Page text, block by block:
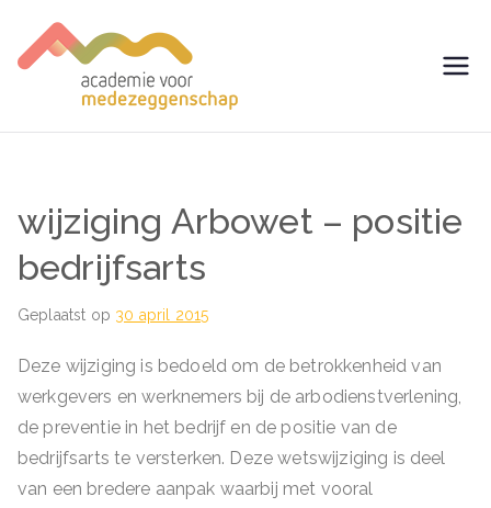
naar
de
voor
wijziging Arbowet – positie
bedrijfsarts
Geplaatst op 30 april 2015
Deze wijziging is bedoeld om de betrokkenheid van
werkgevers en werknemers bij de arbodienstverlening,
de preventie in het bedrijf en de positie van de
bedrijfsarts te versterken. Deze wetswijziging is deel
van een bredere aanpak waarbij met vooral